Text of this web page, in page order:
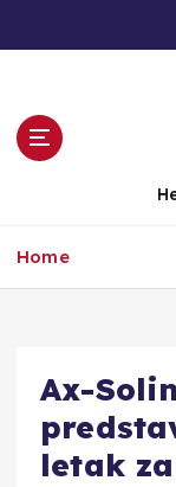
e
Home
Ax-
letak